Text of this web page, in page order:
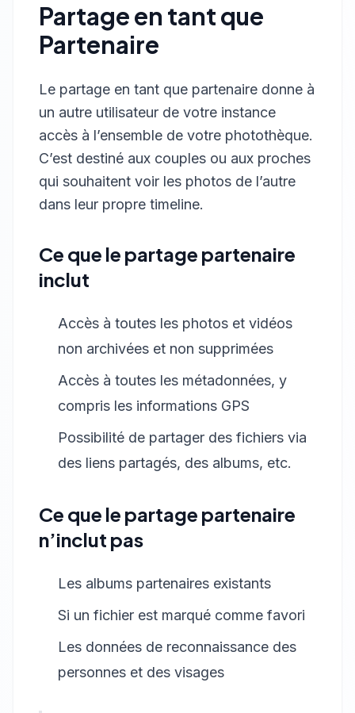
Partage en tant que
Partenaire
Le partage en tant que partenaire donne à
un autre utilisateur de votre instance
accès à l’ensemble de votre photothèque.
C’est destiné aux couples ou aux proches
qui souhaitent voir les photos de l’autre
dans leur propre timeline.
Ce que le partage partenaire
inclut
Accès à toutes les photos et vidéos
non archivées et non supprimées
Accès à toutes les métadonnées, y
compris les informations GPS
Possibilité de partager des fichiers via
des liens partagés, des albums, etc.
Ce que le partage partenaire
n’inclut pas
Les albums partenaires existants
Si un fichier est marqué comme favori
Les données de reconnaissance des
personnes et des visages